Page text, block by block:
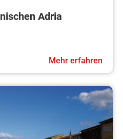
Adria
Mehr erfahren